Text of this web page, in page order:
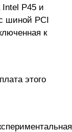
Intel P45 и
шиной PCI
к
этого